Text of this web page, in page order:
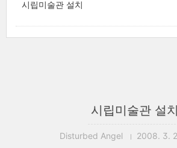
시립미술관 설치
시립미술관 설치
Disturbed Angel 2008. 3.